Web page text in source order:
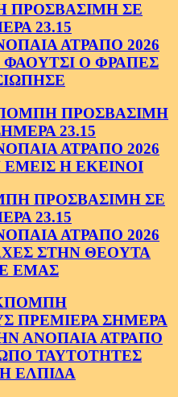
ΣΕ
23.15
ΑΤΡΑΠΟ 2026
Ο ΦΡΑΠΕΣ
ΠΡΟΣΒΑΣΙΜΗ
23.15
ΑΤΡΑΠΟ 2026
ΕΜΕΙΣ Η ΕΚΕΙΝΟΙ
ΠΡΟΣΒΑΣΙΜΗ ΣΕ
23.15
ΑΤΡΑΠΟ 2026
ΣΤΗΝ ΘΕΟΥΤΑ
ΕΜΑΣ
ΠΡΕΜΙΕΡΑ ΣΗΜΕΡΑ
ΑΝΟΠΑΙΑ ΑΤΡΑΠΟ
ΤΑΥΤΟΤΗΤΕΣ
ΕΛΠΙΔΑ